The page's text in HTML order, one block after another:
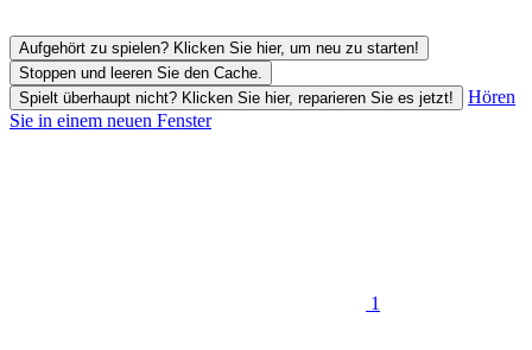
Aufgehört zu spielen? Klicken Sie hier, um neu zu starten!
Stoppen und leeren Sie den Cache.
Spielt überhaupt nicht? Klicken Sie hier, reparieren Sie es jetzt!
Hören
Sie in einem neuen Fenster
1